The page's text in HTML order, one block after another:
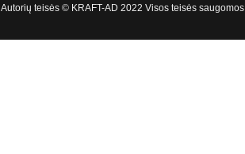
Autorių teisės © KRAFT-AD 2022 Visos teisės saugomos